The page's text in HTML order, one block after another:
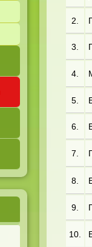
2.
3.
4.
5.
6.
7.
8.
9.
10.